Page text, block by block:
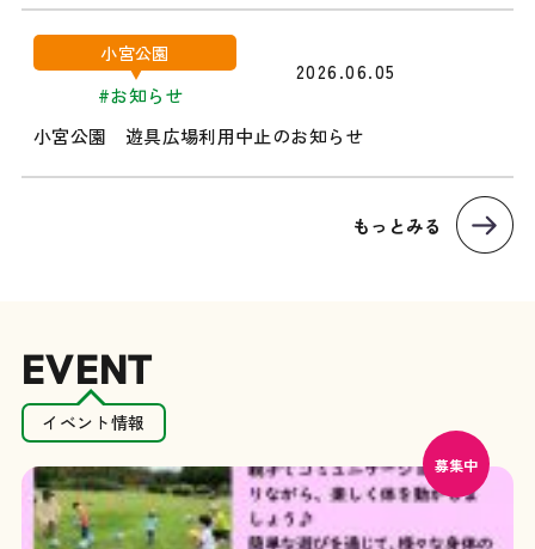
小宮公園
#お知らせ
2026.06.05
小宮公園 遊具広場利用中止のお知らせ
もっとみる
EVENT
イベント情報
募集中